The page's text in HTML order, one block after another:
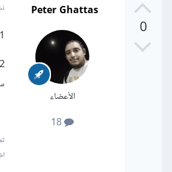
0
Peter Ghattas
الأعضاء
1- حاول تكون يا أخي أسعارك مناسبة للعميل = رخص أسعارك لتكون أنت أفضل خيار بالنسبة لهم